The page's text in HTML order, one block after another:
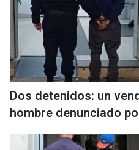
Dos detenidos: un
hombre denunciado